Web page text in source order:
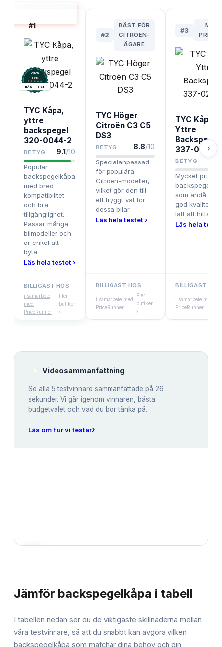
#1
2026
Testix.
BÄST I TEST
TYC Kåpa,
yttre
backspegel
320-0044-2
BETYG 9.1/10
Populär
backspegelkåpa
med bred
kompatibilitet
och bra
tillgänglighet.
Passar många
bilmodeller och
är enkel att
byta.
Läs hela testet ›
BILLIGAST HOS
i samarbete
med
PriceRunner
Fler
butiker
›
#2
BÄST FÖR
CITROËN-
ÄGARE
TYC Höger
Citroën C3 C5
DS3
BETYG 8.8/10
Specialanpassad
för populära
Citroën-modeller,
vilket gör den till
ett tryggt val för
dessa bilar.
Läs hela testet ›
BILLIGAST HOS
i samarbete med
PriceRunner
Fler
butiker
›
#3
TYC Kåpa
Yttre
Backspegel
337-0218-2
BETYG
Mycket
som ändå
god kvalitet
lätt att hitta.
Läs hela
BILLIGAST HOS
i samarbete med
PriceRunner
›
Videosammanfattning
Se alla 5 testvinnare sammanfattade på 26
sekunder. Vi går igenom vinnaren, bästa
budgetvalet och vad du bör tänka på.
Läs om hur vi testar›
Jämför backspegelkåpa i tabell
I tabellen nedan ser du de viktigaste skillnaderna mellan
våra testvinnare, så att du snabbt kan avgöra vilken
backspegelkåpa som matchar dina behov och din